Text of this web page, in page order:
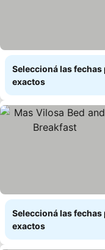
Seleccioná las
exactos
Seleccioná las
exactos